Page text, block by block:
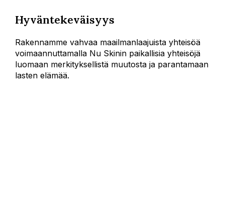
Hyväntekeväisyys
Rakennamme vahvaa maailmanlaajuista yhteisöä
voimaannuttamalla Nu Skinin paikallisia yhteisöjä
luomaan merkityksellistä muutosta ja parantamaan
lasten elämää.